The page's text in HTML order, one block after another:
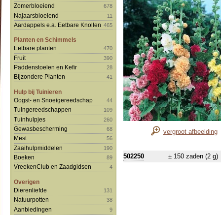
Zomerbloeiend 678
Najaarsbloeiend 11
Aardappels e.a. Eetbare Knollen 465
Planten en Schimmels
Eetbare planten
470
Fruit 390
Paddenstoelen en Kefir 28
Bijzondere Planten 41
Hulp bij Tuinieren
Oogst- en Snoeigereedschap
44
Tuingereedschappen 109
Tuinhulpjes 260
Gewasbescherming 68
Mest 56
Zaaihulpmiddelen 190
Boeken 89
VreekenClub en Zaadgidsen 4
Overigen
Dierenliefde
131
Natuurpotten 38
Aanbiedingen 9
vergroot afbeelding
502250 ± 150 zaden (2 g)